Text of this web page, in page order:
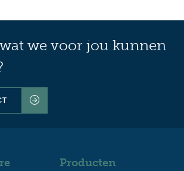
we voor jou kunnen
Producten